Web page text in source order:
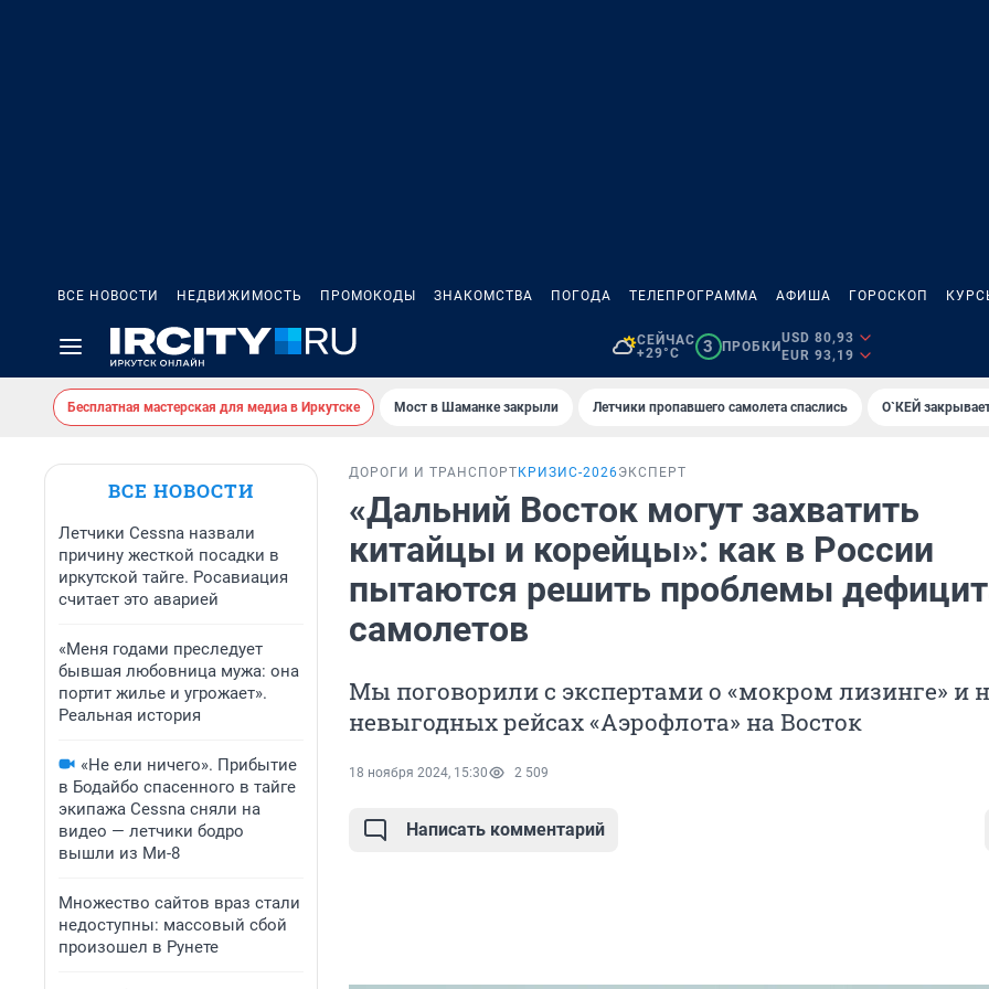
ВСЕ НОВОСТИ НЕДВИЖИМОСТЬ ПРОМОКОДЫ ЗНАКОМСТВА ПОГОДА ТЕЛЕПРОГРАММА АФИША ГОРОСКОП
СЕЙЧАС
+29°C
3 ПРОБКИ
USD 80,93
EUR 93,19
Бесплатная мастерская для медиа в Иркутске Мост в Шаманке закрыли Летчики пропавшего самолета спаслись О`КЕЙ
ВСЕ НОВОСТИ
Летчики Cessna назвали
причину жесткой посадки в
иркутской тайге. Росавиация
считает это аварией
«Меня годами преследует
бывшая любовница мужа: она
портит жилье и угрожает».
Реальная история
«Не ели ничего». Прибытие
в Бодайбо спасенного в тайге
экипажа Cessna сняли на
видео — летчики бодро
вышли из Ми-8
Множество сайтов враз стали
недоступны: массовый сбой
произошел в Рунете
ДОРОГИ И ТРАНСПОРТ КРИЗИС-2026ЭКСПЕРТ
«Дальний Восток могут захватить
китайцы и корейцы»: как в России
пытаются решить проблемы
самолетов
Мы поговорили с экспертами о «мокром лизинге» и
невыгодных рейсах «Аэрофлота» на Восток
18 ноября 2024, 15:30 2 509
Написать комментарий